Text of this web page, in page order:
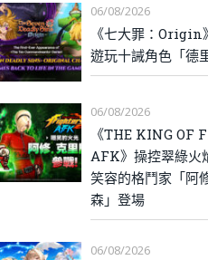
06/08/2026
《七大罪：Origin
遊玩十誡角色「德
06/08/2026
《THE KING OF
AFK》操控翠綠火
笑容的格鬥家「阿
森」登場
06/08/2026